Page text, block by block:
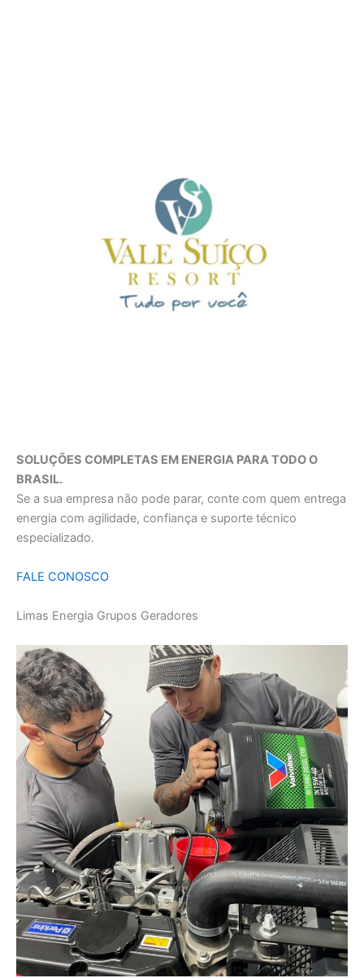
SOLUÇÕES COMPLETAS EM ENERGIA PARA TODO O
BRASIL.
Se a sua empresa não pode parar, conte com quem entrega
energia com agilidade, confiança e suporte técnico
especializado.
FALE CONOSCO
Limas Energia Grupos Geradores